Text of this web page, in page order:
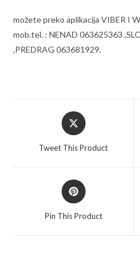
možete preko aplikacija VIBER I
mob.tel. : NENAD 063625363
,PREDRAG 063681929.
Opens
in
Tweet This Product
Opens
in
Pin This Product